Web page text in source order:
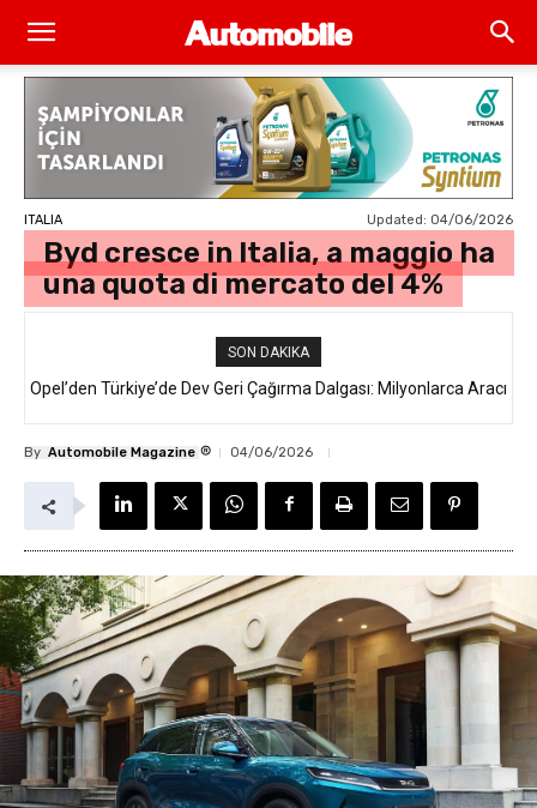
ITALIA Updated: 04/06/2026
Byd cresce in Italia, a maggio ha
una quota di mercato del 4%
SON DAKIKA
Opel’den Türkiye’de Dev Geri Çağırma Dalgası: Milyonlarca Aracı
By Automobile Magazine ® 04/06/2026